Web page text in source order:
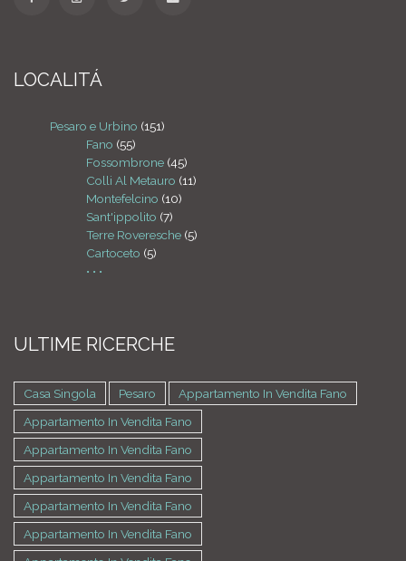
LOCALITÁ
Pesaro e Urbino (151)
Fano (55)
Fossombrone (45)
Colli Al Metauro (11)
Montefelcino (10)
Sant'ippolito (7)
Terre Roveresche (5)
Cartoceto (5)
• • •
ULTIME RICERCHE
Casa Singola Pesaro
Appartamento In Vendita Fano
Appartamento In Vendita Fano
Appartamento In Vendita Fano
Appartamento In Vendita Fano
Appartamento In Vendita Fano
Appartamento In Vendita Fano